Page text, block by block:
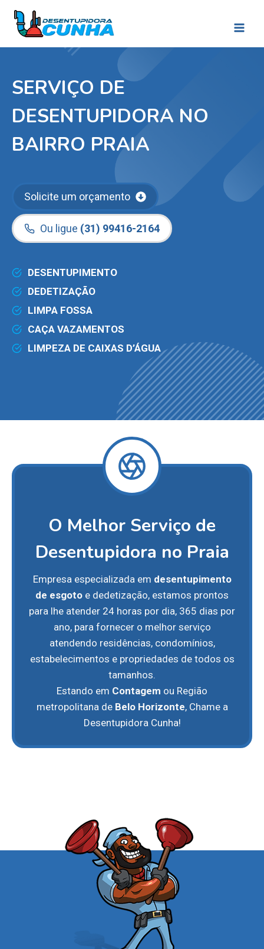
Pular
para
SERVIÇO DE
DESENTUPIDORA NO
BAIRRO PRAIA
Solicite um orçamento
Ou ligue (31) 99416-2164
DESENTUPIMENTO
DEDETIZAÇÃO
LIMPA FOSSA
CAÇA VAZAMENTOS
LIMPEZA DE CAIXAS D’ÁGUA
O Melhor Serviço de
Desentupidora no Praia
Empresa especializada em desentupimento
de esgoto e dedetização, estamos prontos
para lhe atender 24 horas por dia, 365 dias por
ano, para fornecer o melhor serviço
atendendo residências, condomínios,
estabelecimentos e propriedades de todos os
tamanhos.
Estando em Contagem ou Região
metropolitana de Belo Horizonte, Chame a
Desentupidora Cunha!